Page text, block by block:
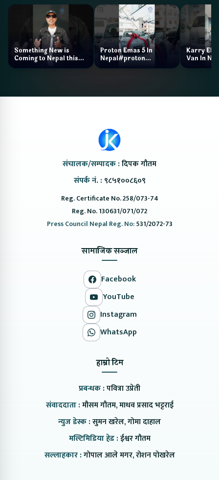
Something New is
Coming to Nepal this
NAIMA Mobility Expo
Proton Emas 5 In
Nepal#proton
Karry
Van In
Bazar II
संचालक/सम्पादक :दिपक गौतम
संपर्क नं. : ९८५१००८६०९
Reg. Certificate No. 258/073-74
Reg. No. 130631/071/072
Press Council Nepal Reg. No:531/2072-73
सामाजिक सञ्जाल
Facebook
YouTube
Instagram
WhatsApp
हाम्रो टिम
प्रबन्धक :पवित्रा उप्रेती
संवाददाता :मौसम गौतम, माधव प्रसाद भट्टराई
न्युज डेस्क :सुमन खरेल, गोमा दाहाल
मल्टिमिडिया हेड :ईश्वर गौतम
सल्लाहकार :गोपाल आले मगर, रोशन पोखरेल